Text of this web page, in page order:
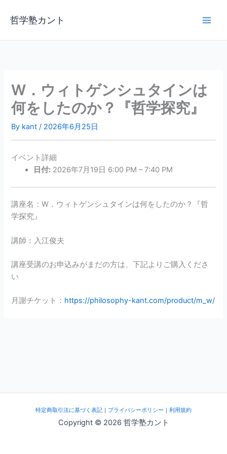
ス
哲学塾カント
W．ウィトゲンシュタインは
何をしたのか？『哲学探究』
By kant/ 2026年6月25日
イベント詳細
日付: 2026年7月19日 6:00 PM – 7:40 PM
講座名：W．ウィトゲンシュタインは何をしたのか？『哲
学探究』
講師：入江俊夫
講座受講のお申込みがまだの方は、下記よりご購入くださ
い
月謝チケット： https://philosophy-kant.com/product/m_w/
特定商取引法に基づく表記 ｜ プライバシーポリシー ｜ 利用規約
Copyright © 2026 哲学塾カント